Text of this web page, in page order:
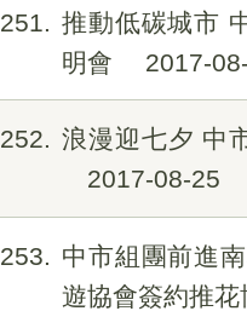
251
推動低碳城市
明會
2017-
252
浪漫迎七夕 中
2017-08-25
253
中市組團前進
遊協會簽約推花